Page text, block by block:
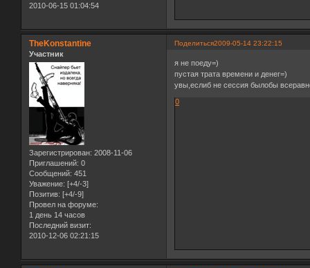
2010-06-15 01:04:54
Поделиться2009-05-14 23:22:15
TheKonstantine
Участник
Зарегистрирован: 2008-11-06
Приглашений: 0
Сообщений: 451
Уважение: [+4/-3]
Позитив: [+4/-9]
Провел на форуме:
1 день 14 часов
Последний визит:
2010-12-06 02:21:15
я не поеду=)
пустая трата времени и денег=)
увы,еслиб не сессия былобы
0